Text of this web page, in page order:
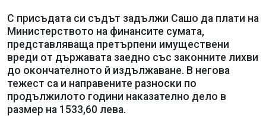
С присъдата си съдът задължи Сашо да плати на
Министерството на финансите сумата,
представляваща претърпени имуществени
вреди от държавата заедно със законните лихви
до окончателното й издължаване. В негова
тежест са и направените разноски по
продължилото години наказателно дело в
размер на 1533,60 лева.